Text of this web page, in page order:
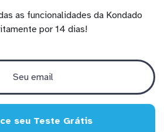
as funcionalidades da Kondado
por 14 dias!
seu Teste Grátis